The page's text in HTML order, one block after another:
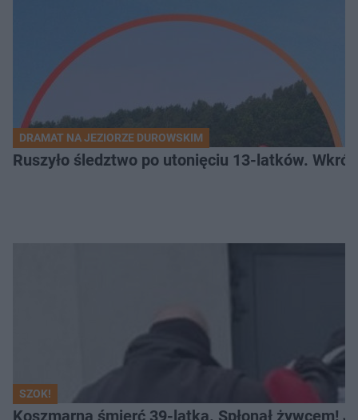
DRAMAT NA JEZIORZE DUROWSKIM
Ruszyło śledztwo po utonięciu 13-latków.
SZOK!
Koszmarna śmierć 39-latka. Spłonął żywcem!